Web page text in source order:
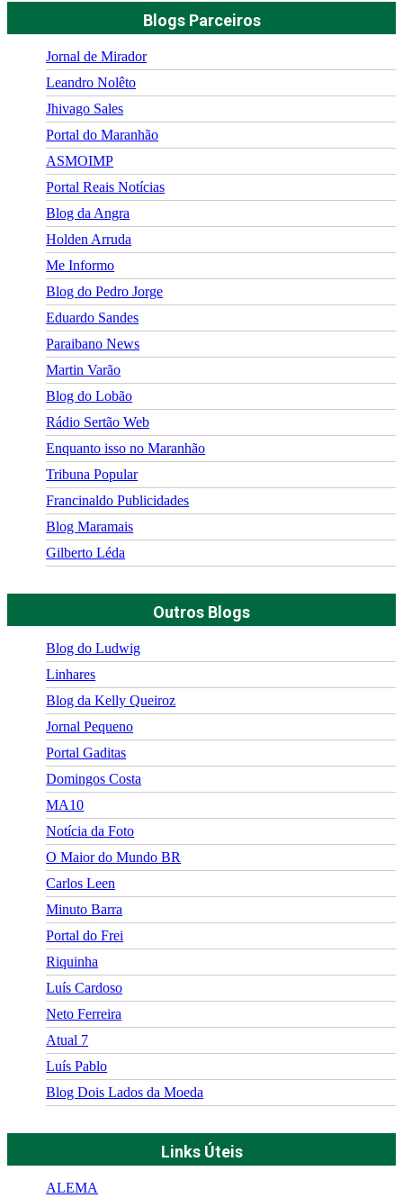
Blogs Parceiros
Jornal de Mirador
Leandro Nolêto
Jhivago Sales
Portal do Maranhão
ASMOIMP
Portal Reais Notí­cias
Blog da Angra
Holden Arruda
Me Informo
Blog do Pedro Jorge
Eduardo Sandes
Paraibano News
Martin Varão
Blog do Lobão
Rádio Sertão Web
Enquanto isso no Maranhão
Tribuna Popular
Francinaldo Publicidades
Blog Maramais
Gilberto Léda
Outros Blogs
Blog do Ludwig
Linhares
Blog da Kelly Queiroz
Jornal Pequeno
Portal Gaditas
Domingos Costa
MA10
Notícia da Foto
O Maior do Mundo BR
Carlos Leen
Minuto Barra
Portal do Frei
Riquinha
Luís Cardoso
Neto Ferreira
Atual 7
Luís Pablo
Blog Dois Lados da Moeda
Links Úteis
ALEMA